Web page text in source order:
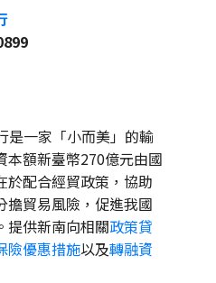
是一家「小而美」的輸
本額新臺幣270億元由國
於配合經貿政策，協助
擔貿易風險，促進我國
提供新南向相關政策貸
險優惠措施以及轉融資